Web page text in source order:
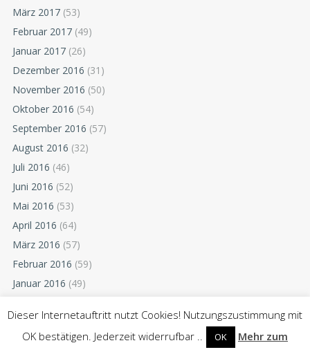
März 2017 (53)
Februar 2017 (49)
Januar 2017 (26)
Dezember 2016 (31)
November 2016 (50)
Oktober 2016 (54)
September 2016 (57)
August 2016 (32)
Juli 2016 (46)
Juni 2016 (52)
Mai 2016 (53)
April 2016 (64)
März 2016 (57)
Februar 2016 (59)
Januar 2016 (49)
November 2015(55)
Oktober 2015(54)
Dieser Internetauftritt nutzt Cookies! Nutzungszustimmung mit
OK bestätigen. Jederzeit widerrufbar ..
OK
Mehr zum